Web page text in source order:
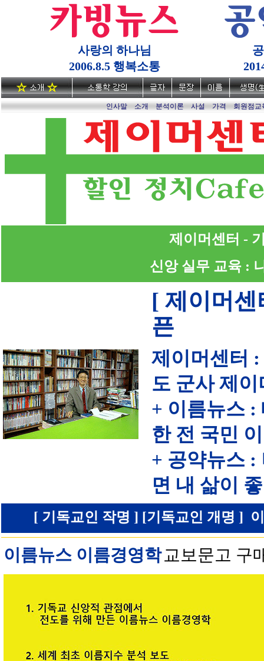
사랑의 하나님
2006.8.5 행복소통
인사말 소개 분석이론 사설 가격 회원점교
제이머센터 -
신앙 실무 교육 :
[ 제이머센
픈
제이머센터
도 군사 제
+ 이름뉴스 :
한 전 국민
+ 공약뉴스 :
면 내 삶이
[ 기독교인 작명 ] [기독교인 개명 ]
이름뉴스 이름경영학 교보문고 구